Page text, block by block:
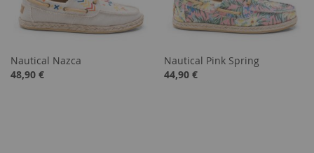
Nautical Nazca
48,90 €
Nautical Pink Spring
44,90 €